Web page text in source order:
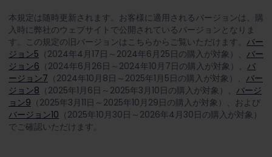
本規定は随時更新されます。お客様に適用されるバージョンは、購
入時に弊社のウェブサイトで公開されているバージョンとなりま
す。この規定の旧バージョンはこちらからご覧いただけます。 バー
ジョン5 （2024年4月17日～2024年6月25日の購入が対象）、 バー
ジョン6 （2024年6月26日～2024年10月7日の購入が対象）、 バ
ージョン7 （2024年10月8日～2025年1月5日の購入が対象）、 バー
ジョン8 （2025年1月6日～2025年3月10日の購入が対象）、 バージ
ョン9 （2025年3月11日～2025年10月29日の購入が対象）、および
バージョン10 （2025年10月30日～2026年4月30日の購入が対象）
でご確認いただけます。